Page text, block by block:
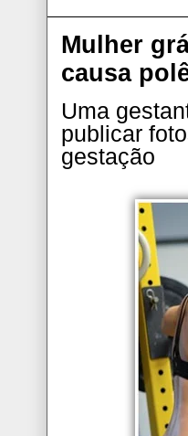
Mulher
causa
Uma
publicar
gestação